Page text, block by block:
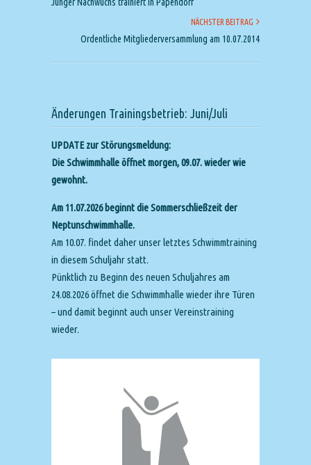
NÄCHSTER BEITRAG
Ordentliche Mitgliederversammlung am 10.07.2014
Änderungen Trainingsbetrieb: Juni/Juli
UPDATE zur Störungsmeldung:
Die Schwimmhalle öffnet morgen, 09.07. wieder wie
gewohnt.
Am 11.07.2026 beginnt die Sommerschließzeit der
Neptunschwimmhalle.
Am 10.07. findet daher unser letztes Schwimmtraining
in diesem Schuljahr statt.
Pünktlich zu Beginn des neuen Schuljahres am
24.08.2026 öffnet die Schwimmhalle wieder ihre Türen
– und damit beginnt auch unser Vereinstraining
wieder.